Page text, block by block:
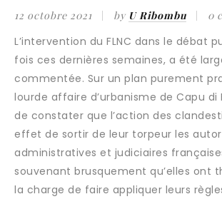
12 octobre 2021 by U Ribombu 0
L’intervention du FLNC dans le débat
fois ces dernières semaines, a été
commentée. Sur un plan purement
lourde affaire d’urbanisme de Capu di
de constater que l’action des
effet de sortir de leur torpeur les
administratives et judiciaires
souvenant brusquement qu’elles ont
la charge de faire appliquer leurs